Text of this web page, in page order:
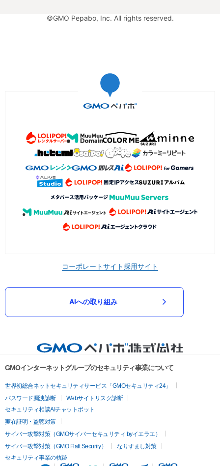
©GMO Pepabo, Inc. All rights reserved.
コーポレートサイト採用サイト
AIへの取り組み
GMOインターネットグループのセキュリティ事業について
世界初総合ネットセキュリティサービス「GMOセキュリティ24」
パスワード漏洩診断
Webサイトリスク診断
セキュリティ相談AIチャットボット
実在証明・盗聴対策
サイバー攻撃対策（GMOサイバーセキュリティ byイエラエ）
サイバー攻撃対策（GMO Flatt Security）
なりすまし対策
セキュリティ事業の軌跡